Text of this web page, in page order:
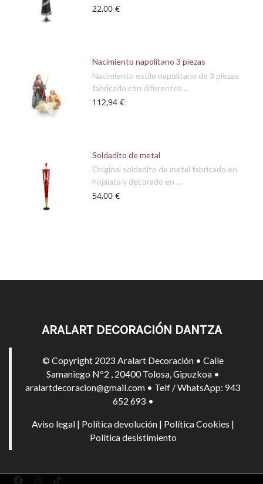
22,00 €
Nacimiento napolitano 3 piezas
Nacimiento estilo napolitano de 3 piezas
fabricado con diferentes ...
112,94 €
Soldadito de metal
Original soldadito de metal fabricado en
hojalata y decorado en ...
54,00 €
ARALART DECORACIÓN DANTZA
© Copyright 2023 Aralart Decoración • Calle
Samaniego Nº2 , 20400 Tolosa, Gipuzkoa •
aralartdecoracion@gmail.com • Telf / WhatsApp: 943
652 693 •
Aviso legal | Política devolución | Política Cookies |
Política desistimiento